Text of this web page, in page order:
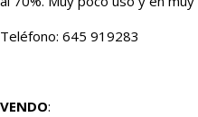
Teléfono: 645 919283
VENDO: